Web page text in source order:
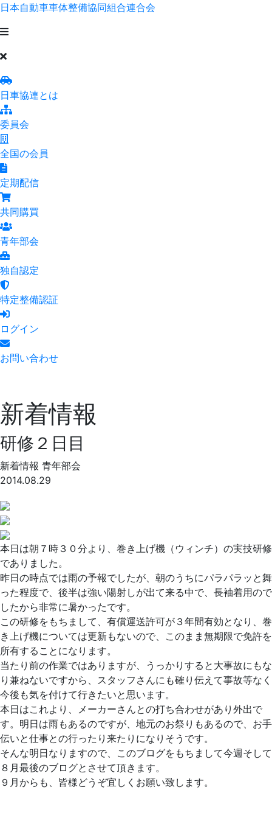
日本自動車車体整備協同組合連合会
日車協連とは
委員会
全国の会員
定期配信
共同購買
青年部会
独自認定
特定整備認証
ログイン
お問い合わせ
新着情報
研修２日目
新着情報 青年部会
2014.08.29
本日は朝７時３０分より、巻き上げ機（ウィンチ）の実技研修
でありました。
昨日の時点では雨の予報でしたが、朝のうちにパラパラッと舞
った程度で、後半は強い陽射しが出て来る中で、長袖着用ので
したから非常に暑かったです。
この研修をもちまして、有償運送許可が３年間有効となり、巻
き上げ機については更新もないので、このまま無期限で免許を
所有することになります。
当たり前の作業ではありますが、うっかりすると大事故にもな
り兼ねないですから、スタッフさんにも確り伝えて事故等なく
今後も気を付けて行きたいと思います。
本日はこれより、メーカーさんとの打ち合わせがあり外出で
す。明日は雨もあるのですが、地元のお祭りもあるので、お手
伝いと仕事との行ったり来たりになりそうです。
そんな明日なりますので、このブログをもちまして今週そして
８月最後のブログとさせて頂きます。
９月からも、皆様どうぞ宜しくお願い致します。